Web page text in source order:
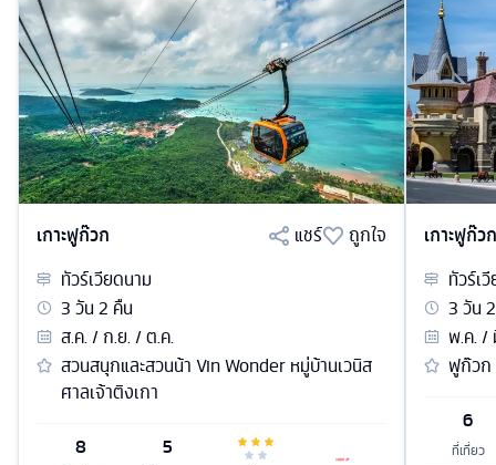
เกาะฟูก๊วก แชร์
ถูกใจ
ทัวร์เวียดนาม
3วัน2 คืน
ส.ค. / ก.ย. / ต.ค.
สวนสนุกและสวนน้า Vin Wonder หมู่บ้านเวนิส
ศาลเจ้าติงเกา
8
5
เกาะฟูก๊วก
ทัวร์เ
3วัน2
พ.ค. /
ฟูก๊วก
6
ที่เที่ยว